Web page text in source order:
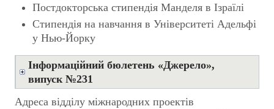
Постдокторська стипендія Манделя в Ізраїлі
Стипендія на навчання в Університеті Адельфі
у Нью-Йорку
Інформаційний бюлетень «Джерело»,
випуск №231
Адреса відділу міжнародних проектів